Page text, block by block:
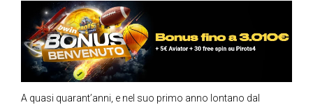
A quasi quarant’anni, e nel suo primo anno lontano dal